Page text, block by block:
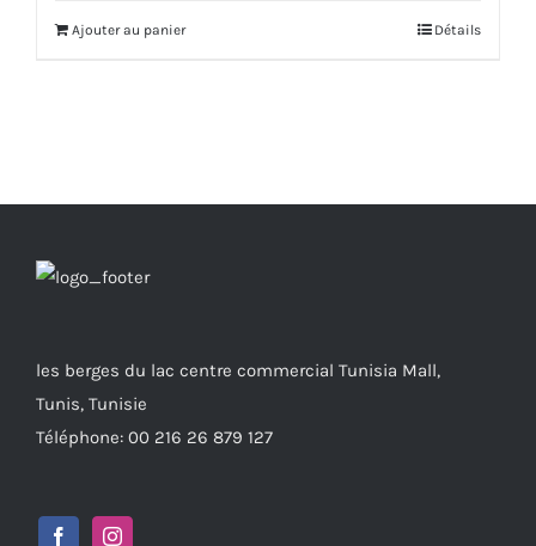
Ajouter au panier Détails
les berges du lac centre commercial Tunisia Mall,
Tunis, Tunisie
Téléphone: 00 216 26 879 127